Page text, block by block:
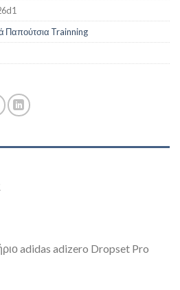
Παπούτσια Trainning
adidas adizero Dropset Pro